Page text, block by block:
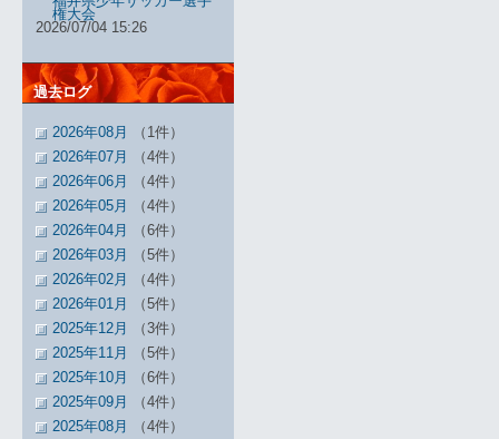
権大会
2026/07/04 15:26
過去ログ
2026年08月
（1件）
2026年07月
（4件）
2026年06月
（4件）
2026年05月
（4件）
2026年04月
（6件）
2026年03月
（5件）
2026年02月
（4件）
2026年01月
（5件）
2025年12月
（3件）
2025年11月
（5件）
2025年10月
（6件）
2025年09月
（4件）
2025年08月
（4件）